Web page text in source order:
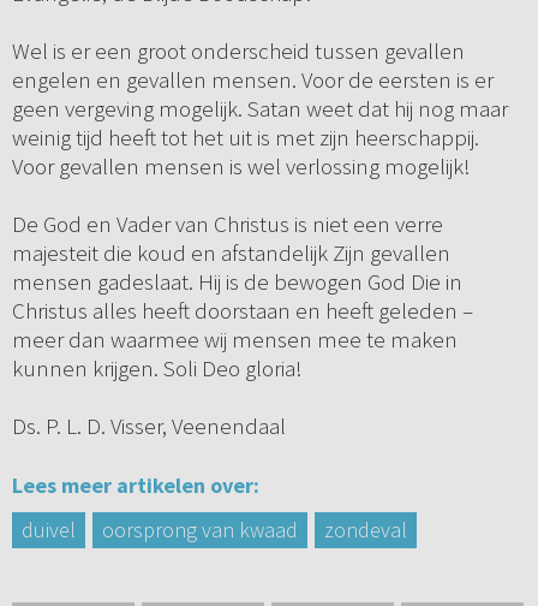
Wel is er een groot onderscheid tussen gevallen
engelen en gevallen mensen. Voor de eersten is er
geen vergeving mogelijk. Satan weet dat hij nog maar
weinig tijd heeft tot het uit is met zijn heerschappij.
Voor gevallen mensen is wel verlossing mogelijk!
De God en Vader van Christus is niet een verre
majesteit die koud en afstandelijk Zijn gevallen
mensen gadeslaat. Hij is de bewogen God Die in
Christus alles heeft doorstaan en heeft geleden –
meer dan waarmee wij mensen mee te maken
kunnen krijgen. Soli Deo gloria!
Ds. P. L. D. Visser, Veenendaal
Lees meer artikelen over:
duivel
oorsprong van kwaad zondeval